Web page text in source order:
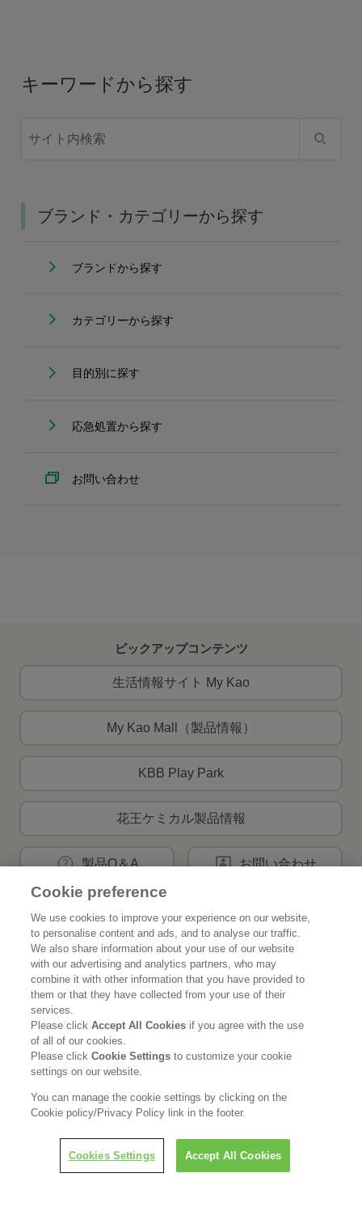
キーワードから探す
ブランド・カテゴリーから探す
ブランドから探す
カテゴリーから探す
目的別に探す
応急処置から探す
お問い合わせ
ピックアップコンテンツ
生活情報サイト My Kao
My Kao Mall（製品情報）
KBB Play Park
花王ケミカル製品情報
製品Q＆A お問い合わせ
花王公式SNSアカウント
Home 花王について
サステナビリティ イノベーション
投資家情報
花王のアクセシビリティ 個人情報保護方針
Cookie preference
We use cookies to improve your experience on our website,
to personalise content and ads, and to analyse our traffic.
We also share information about your use of our website
with our advertising and analytics partners, who may
combine it with other information that you have provided to
them or that they have collected from your use of their
services.
Please clickAccept All Cookies if you agree with the use
of all of our cookies.
Please clickCookie Settingsto customize your cookie
settings on our website.
You can manage the cookie settings by clicking on the
Cookie policy/Privacy Policy link in the footer.
Cookies Settings Accept All Cookies